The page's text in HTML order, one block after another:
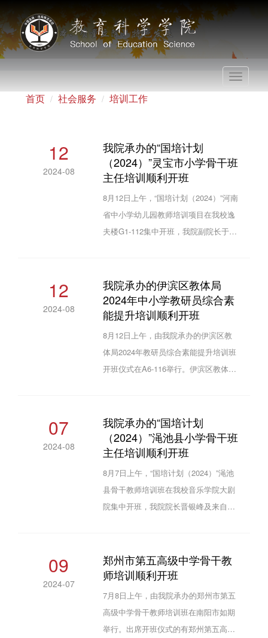
Toggle
首页 社会服务 培训工作
12
2024-08
我院承办的“国培计划
（2024）”灵宝市小学骨干班
主任培训顺利开班
8月12日上午，“国培计划（2024）”河南
省中小学幼儿园教师培训项目在我校逸
夫楼G1-112集中开班，我院副院长于长
体学员集中观看了河南省教育厅党组书
记、厅长毛杰同志在2024年河南省中原
名师高级研修班的讲话视频。随后，晋
银峰教授在A6-318教室进行了题为《学
习理解习近平总书记教育重要论述，争
做时代教育家》的专题报告。本次集中
12
2024-08
我院承办的伊滨区教体局
2024年中小学教研员综合素
能提升培训顺利开班
8月12日上午，由我院承办的伊滨区教
体局2024年教研员综合素能提升培训班
开班仪式在A6-116举行。伊滨区教体局
宏亚，伊滨区教师发展中心副主任石合
旭，我院院长晋银峰以及来自伊滨区的
78名教研员参加了开班典礼。晋银峰向
参训教师介绍了学校及学院概况，鼓励
大家在此次培训中积极投入，完善教育
理念，提升个人素能。他表示，学院将
07
2024-08
我院承办的“国培计划
（2024）”渑池县小学骨干班
主任培训顺利开班
8月7日上午，“国培计划（2024）”渑池
县骨干教师培训班在我校音乐学院大剧
院集中开班，我院院长晋银峰及来自渑
集中观看了河南省教育厅党组书记、厅
长毛杰同志在2024年河南省中原名师高
级研修班的讲话。随后，晋银峰在A6—
115教室进行了题为《学习理解习近平
总书记教育重要论述，争做时代教育
09
2024-07
郑州市第五高级中学骨干教
师培训顺利开班
7月8日上午，由我院承办的郑州市第五
高级中学骨干教师培训班在南阳市如期
举行。出席开班仪式的有郑州第五高级